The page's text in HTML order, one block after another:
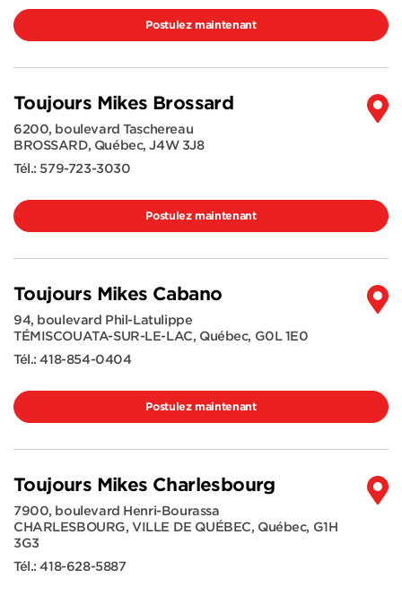
Postulez maintenant
Toujours Mikes Brossard
6200, boulevard Taschereau
BROSSARD, Québec,J4W 3J8
Tél.: 579-723-3030
Postulez maintenant
Toujours Mikes Cabano
94, boulevard Phil-Latulippe
TÉMISCOUATA-SUR-LE-LAC, Québec, G0L 1E0
Tél.:418-854-0404
Postulez maintenant
Toujours Mikes Charlesbourg
7900, boulevard Henri-Bourassa
CHARLESBOURG, VILLE DE QUÉBEC, Québec, G1H
3G3
Tél.:418-628-5887